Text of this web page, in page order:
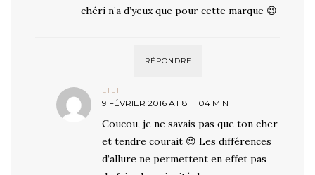
chéri n’a d’yeux que pour cette marque 😉
RÉPONDRE
LILI
9 FÉVRIER 2016 AT 8 H 04 MIN
Coucou, je ne savais pas que ton cher
et tendre courait 😉 Les différences
d’allure ne permettent en effet pas